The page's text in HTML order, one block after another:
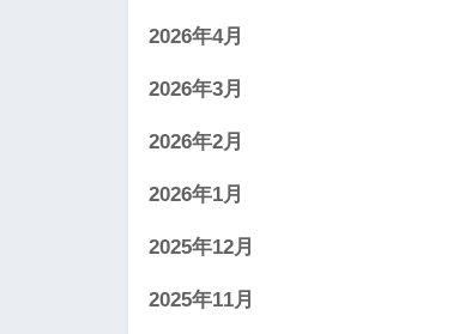
2026年4月
2026年3月
2026年2月
2026年1月
2025年12月
2025年11月